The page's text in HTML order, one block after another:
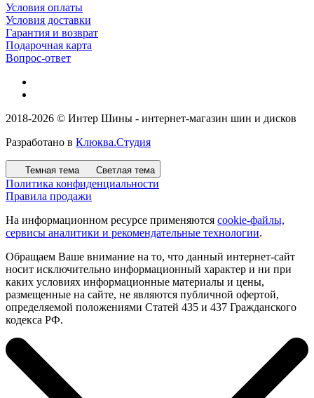
Условия оплаты
Условия доставки
Гарантия и возврат
Подарочная карта
Вопрос-ответ
2018-2026 © Интер Шины - интернет-магазин шин и дисков
Разработано в Клюква.Студия
Темная тема Светлая тема
Политика конфиденциальности
Правила продажи
На информационном ресурсе применяются cookie-файлы,
сервисы аналитики и рекомендательные технологии.
Обращаем Ваше внимание на то, что данный интернет-сайт
носит исключительно информационный характер и ни при
каких условиях информационные материалы и цены,
размещенные на сайте, не являются публичной офертой,
определяемой положениями Статей 435 и 437 Гражданского
кодекса РФ.